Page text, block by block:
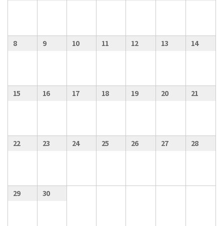
8 9 10 11 12 13 14
15 16 17 18 19 20 21
22 23 24 25 26 27 28
29 30